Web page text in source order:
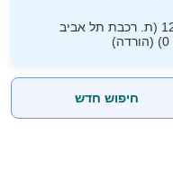
תל אביב יפו - 1285 (ת. רכבת תל אביב
חיפוש חדש